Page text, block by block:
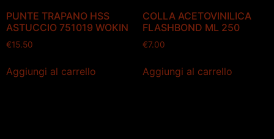
PUNTE TRAPANO HSS
ASTUCCIO 751019 WOKIN
€15.50
Aggiungi al carrello
COLLA ACETOVINILICA
FLASHBOND ML 250
€7.00
Aggiungi al carrello